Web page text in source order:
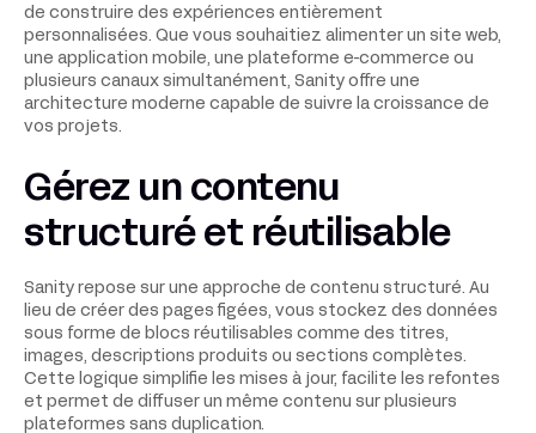
de construire des expériences entièrement
personnalisées. Que vous souhaitiez alimenter un site web,
une application mobile, une plateforme e-commerce ou
plusieurs canaux simultanément, Sanity offre une
architecture moderne capable de suivre la croissance de
vos projets.
Gérez un contenu
structuré et réutilisable
Sanity repose sur une approche de contenu structuré. Au
lieu de créer des pages figées, vous stockez des données
sous forme de blocs réutilisables comme des titres,
images, descriptions produits ou sections complètes.
Cette logique simplifie les mises à jour, facilite les refontes
et permet de diffuser un même contenu sur plusieurs
plateformes sans duplication.